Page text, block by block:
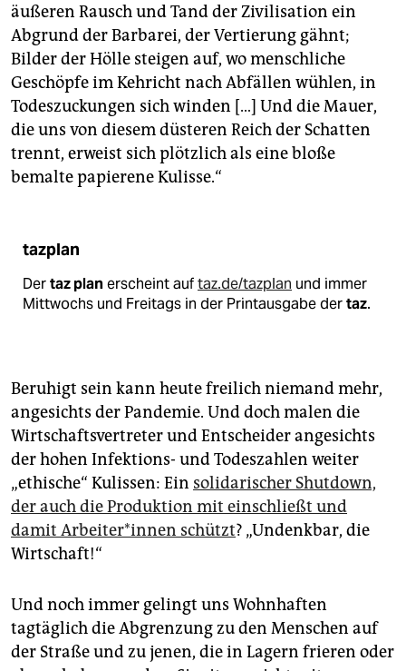
äußeren Rausch und Tand der Zivilisation ein
Abgrund der Barbarei, der Vertierung gähnt;
Bilder der Hölle steigen auf, wo menschliche
Geschöpfe im Kehricht nach Abfällen wühlen, in
Todeszuckungen sich winden […] Und die Mauer,
die uns von diesem düsteren Reich der Schatten
trennt, erweist sich plötzlich als eine bloße
bemalte papierene Kulisse.“
tazplan
Dertaz planerscheint auftaz.de/tazplan und immer
Mittwochs und Freitags in der Printausgabe dertaz.
Beruhigt sein kann heute freilich niemand mehr,
angesichts der Pandemie. Und doch malen die
Wirtschaftsvertreter und Entscheider angesichts
der hohen Infektions- und Todeszahlen weiter
„ethische“ Kulissen: Ein solidarischer Shutdown,
der auch die Produktion mit einschließt und
damit Ar­bei­te­r*in­nen schützt? „Undenkbar, die
Wirtschaft!“
Und noch immer gelingt uns Wohnhaften
tagtäglich die Abgrenzung zu den Menschen auf
der Straße und zu jenen, die in Lagern frieren oder